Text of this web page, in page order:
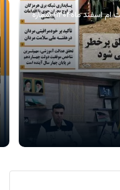
هفته نامه هرمزگان من| بیست و هفت ام اسفند ماه۱۴۰۴| شماره